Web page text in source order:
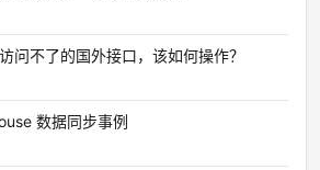
问不了的国外接口，该如何操作？
数据同步事例